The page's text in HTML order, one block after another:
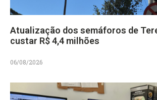
Atualização dos semáforos de
custar R$ 4,4 milhões
06/08/2026